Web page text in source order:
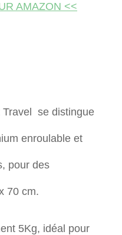
AMAZON <<
Travel se distingue
enroulable et
pour des
70 cm.
5Kg, idéal pour